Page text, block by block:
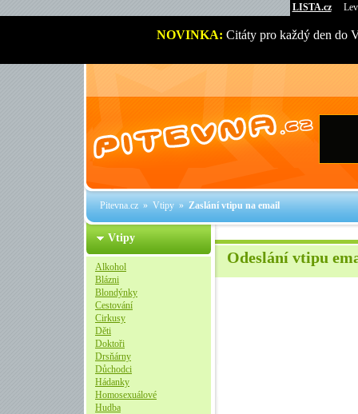
LISTA.cz
NOVINKA: Citáty pro každý den do
Pitevna.cz»Vtipy»Zaslání vtipu na email
Vtipy
Alkohol
Blázni
Blondýnky
Cestování
Cirkusy
Děti
Doktoři
Drsňárny
Důchodci
Hádanky
Homosexuálové
Hudba
Odeslání vtipu